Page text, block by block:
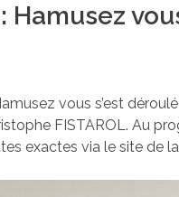
Hamusez
vous s’est
FISTAROL. Au
exactes via le site de